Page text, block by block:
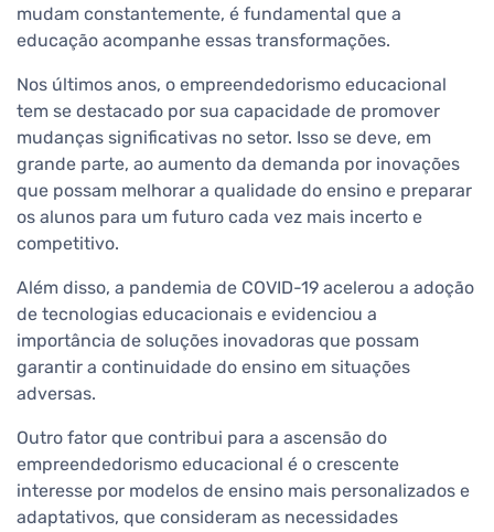
mudam constantemente, é fundamental que a
educação acompanhe essas transformações.
Nos últimos anos, o empreendedorismo educacional
tem se destacado por sua capacidade de promover
mudanças significativas no setor. Isso se deve, em
grande parte, ao aumento da demanda por inovações
que possam melhorar a qualidade do ensino e preparar
os alunos para um futuro cada vez mais incerto e
competitivo.
Além disso, a pandemia de COVID-19 acelerou a adoção
de tecnologias educacionais e evidenciou a
importância de soluções inovadoras que possam
garantir a continuidade do ensino em situações
adversas.
Outro fator que contribui para a ascensão do
empreendedorismo educacional é o crescente
interesse por modelos de ensino mais personalizados e
adaptativos, que consideram as necessidades